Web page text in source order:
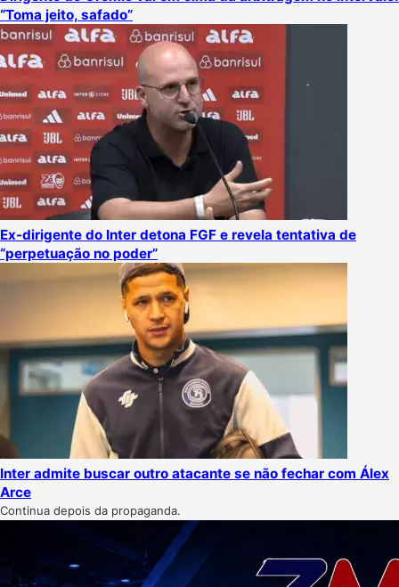
“Toma jeito, safado”
Ex-dirigente do Inter detona FGF e revela tentativa de
“perpetuação no poder”
Inter admite buscar outro atacante se não fechar com Álex
Arce
Continua depois da propaganda.